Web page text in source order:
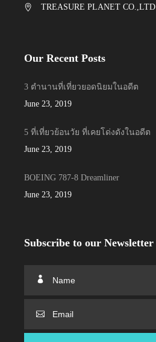
TREASURE PLANET CO.,LTD
Our Recent Posts
3 ตำนานที่เที่ยวยอดนิยมในอดีต
June 23, 2019
5 ที่เที่ยวย้อนวัย ที่เคยโด่งดังในอดีต
June 23, 2019
BOEING 787-8 Dreamliner
June 23, 2019
Subscribe to our Newsletter